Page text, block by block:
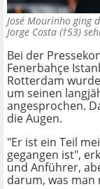
José Mourinho ging
Jorge Costa (†53)
Bei der
Fenerbahçe
Rotterdam
um seinen
angesprochen.
die Augen.
"Er ist ein Teil
gegangen ist",
und Anführer,
darum, was